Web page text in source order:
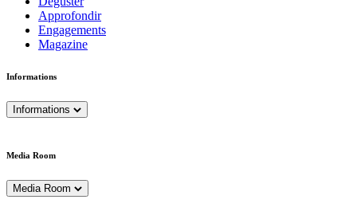
Approfondir
Engagements
Magazine
Informations
Informations
Media Room
Media Room